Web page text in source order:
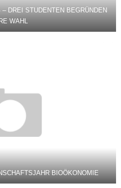
DREI STUDENTEN BEGRÜNDEN
WAHL
BIOÖKONOMIE